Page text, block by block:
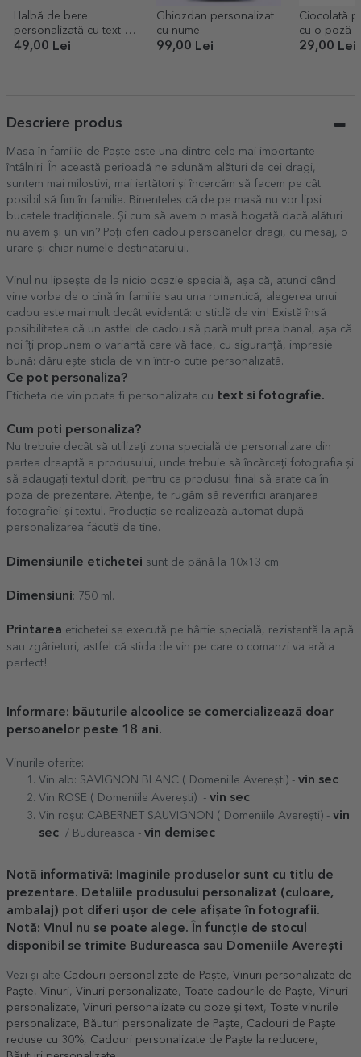
Halbă de bere
personalizată cu text -
Regele berii
49,00 Lei
Ghiozdan personalizat
cu nume
99,00 Lei
Ciocolată
cu o poză
text
29,00 Lei
Descriere produs
Masa în familie de Paște este una dintre cele mai importante
întâlniri. În această perioadă ne adunăm alături de cei dragi,
suntem mai milostivi, mai iertători și încercăm să facem pe cât
posibil să fim în familie. Binenteles că de pe masă nu vor lipsi
bucatele tradiționale. Și cum să avem o masă bogată dacă alături
nu avem și un vin? Poți oferi cadou persoanelor dragi, cu mesaj, o
urare și chiar numele destinatarului.
Vinul nu lipsește de la nicio ocazie specială, așa că, atunci când
vine vorba de o cină în familie sau una romantică, alegerea unui
cadou este mai mult decât evidentă: o sticlă de vin! Există însă
posibilitatea că un astfel de cadou să pară mult prea banal, așa că
noi îți propunem o variantă care vă face, cu siguranță, impresie
bună: dăruiește sticla de vin într-o cutie personalizată.
Ce pot personaliza?
Eticheta de vin poate fi personalizata cu text si fotografie.
Cum poti personaliza?
Nu trebuie decât să utilizați zona specială de personalizare din
partea dreaptă a produsului, unde trebuie să încărcați fotografia și
să adaugați textul dorit, pentru ca produsul final să arate ca în
poza de prezentare. Atenție, te rugăm să reverifici aranjarea
fotografiei și textul. Producția se realizează automat după
personalizarea făcută de tine.
Dimensiunile etichetei sunt de până la 10x13 cm.
Dimensiuni: 750 ml.
Printarea etichetei se execută pe hârtie specială, rezistentă la apă
sau zgârieturi, astfel că sticla de vin pe care o comanzi va arăta
perfect!
Informare: băuturile alcoolice se comercializează doar
persoanelor peste 18 ani.
Vinurile oferite:
Vin alb: SAVIGNON BLANC ( Domeniile Averești) - vin sec
Vin ROSE ( Domeniile Averești) - vin sec
Vin roșu: CABERNET SAUVIGNON ( Domeniile Averești) - vin
sec / Budureasca - vin demisec
Notă informativă: Imaginile produselor sunt cu titlu de
prezentare. Detaliile produsului personalizat (culoare,
ambalaj) pot diferi ușor de cele afișate în fotografii.
Notă: Vinul nu se poate alege. În funcție de stocul
disponibil se trimite Budureasca sau Domeniile Averești
Vezi și alte Cadouri personalizate de Paște, Vinuri personalizate de
Paște, Vinuri, Vinuri personalizate, Toate cadourile de Paște, Vinuri
personalizate, Vinuri personalizate cu poze și text,
Toate vinurile
personalizate, Băuturi personalizate de Paște, Cadouri de Paște
reduse cu 30%, Cadouri personalizate de Paște la reducere,